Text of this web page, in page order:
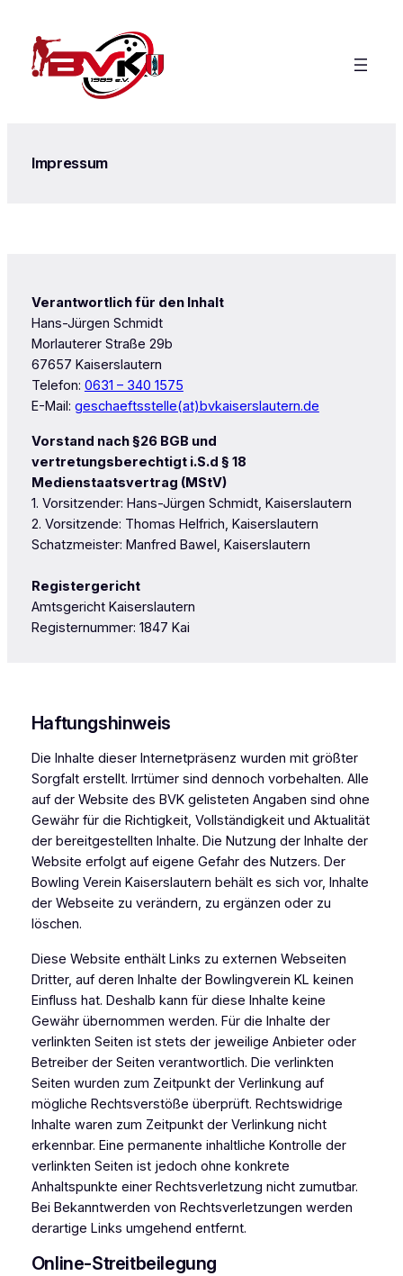
Inhalt
springen
Impressum
Verantwortlich für den Inhalt
Hans-Jürgen Schmidt
Morlauterer Straße 29b
67657 Kaiserslautern
Telefon: 0631 – 340 1575
E-Mail: geschaeftsstelle(at)bvkaiserslautern.de
Vorstand nach §26 BGB und
vertretungsberechtigt i.S.d § 18
Medienstaatsvertrag (MStV)
1. Vorsitzender: Hans-Jürgen Schmidt, Kaiserslautern
2. Vorsitzende: Thomas Helfrich, Kaiserslautern
Schatzmeister: Manfred Bawel, Kaiserslautern
Registergericht
Amtsgericht Kaiserslautern
Registernummer: 1847 Kai
Haftungshinweis
Die Inhalte dieser Internetpräsenz wurden mit größter
Sorgfalt erstellt. Irrtümer sind dennoch vorbehalten. Alle
auf der Website des BVK gelisteten Angaben sind ohne
Gewähr für die Richtigkeit, Vollständigkeit und Aktualität
der bereitgestellten Inhalte. Die Nutzung der Inhalte der
Website erfolgt auf eigene Gefahr des Nutzers. Der
Bowling Verein Kaiserslautern behält es sich vor, Inhalte
der Webseite zu verändern, zu ergänzen oder zu
löschen.
Diese Website enthält Links zu externen Webseiten
Dritter, auf deren Inhalte der Bowlingverein KL keinen
Einfluss hat. Deshalb kann für diese Inhalte keine
Gewähr übernommen werden. Für die Inhalte der
verlinkten Seiten ist stets der jeweilige Anbieter oder
Betreiber der Seiten verantwortlich. Die verlinkten
Seiten wurden zum Zeitpunkt der Verlinkung auf
mögliche Rechtsverstöße überprüft. Rechtswidrige
Inhalte waren zum Zeitpunkt der Verlinkung nicht
erkennbar. Eine permanente inhaltliche Kontrolle der
verlinkten Seiten ist jedoch ohne konkrete
Anhaltspunkte einer Rechtsverletzung nicht zumutbar.
Bei Bekanntwerden von Rechtsverletzungen werden
derartige Links umgehend entfernt.
Online-Streitbeilegung